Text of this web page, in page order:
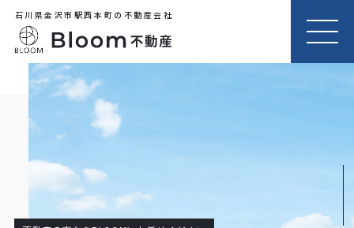
石川県金沢市駅西本町の不動産会社
MEN
U